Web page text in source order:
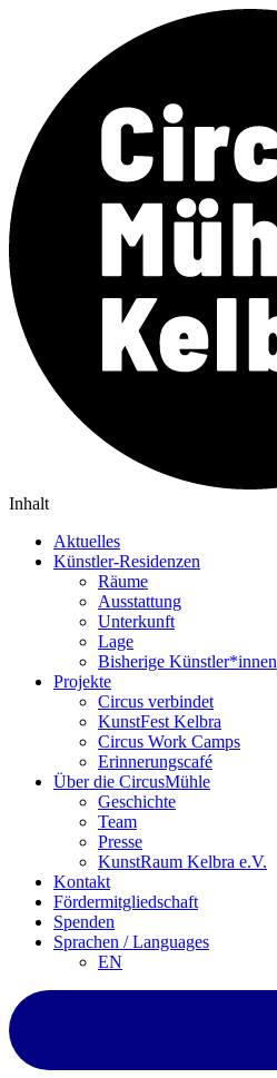
Inhalt
Aktuelles
Künstler-Residenzen
Räume
Ausstattung
Unterkunft
Lage
Bisherige Künstler*innen
Projekte
Circus verbindet
KunstFest Kelbra
Circus Work Camps
Erinnerungscafé
Über die CircusMühle
Geschichte
Team
Presse
KunstRaum Kelbra e.V.
Kontakt
Fördermitgliedschaft
Spenden
Sprachen / Languages
EN